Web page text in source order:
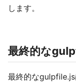
します。
最終的な
最終的なgulpfile.js